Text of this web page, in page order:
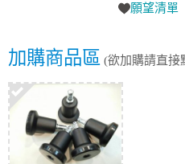
願望清單
加購商品區 (欲加購請直接